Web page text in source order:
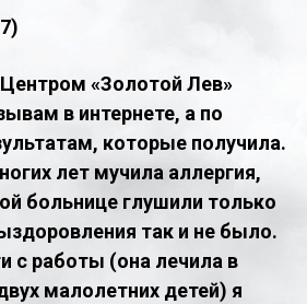
«Золотой Лев»
в интернете, а по
которые получила.
лет мучила аллергия,
больнице глушили только
так и не было.
с работы (она лечила в
малолетних детей) я